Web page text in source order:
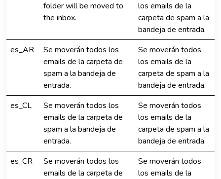
folder will be moved to
the inbox.
los emails de la
carpeta de spam a la
bandeja de entrada.
es_AR
Se moverán todos los
emails de la carpeta de
spam a la bandeja de
entrada.
Se moverán todos
los emails de la
carpeta de spam a la
bandeja de entrada.
es_CL
Se moverán todos los
emails de la carpeta de
spam a la bandeja de
entrada.
Se moverán todos
los emails de la
carpeta de spam a la
bandeja de entrada.
es_CR
Se moverán todos los
emails de la carpeta de
Se moverán todos
los emails de la